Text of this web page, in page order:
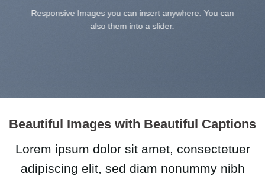
Responsive Images you can insert anywhere. You can
also them into a slider.
Beautiful Images with Beautiful Captions
Lorem ipsum dolor sit amet, consectetuer
adipiscing elit, sed diam nonummy nibh